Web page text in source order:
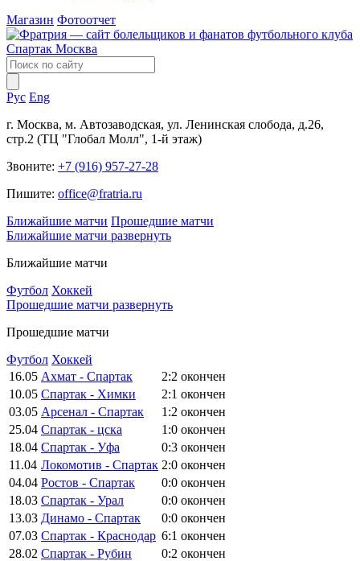
Магазин Фотоотчет
Рус Eng
г. Москва, м. Автозаводская, ул. Ленинская слобода, д.26,
стр.2 (ТЦ "Глобал Молл", 1-й этаж)
Звоните: +7 (916) 957-27-28
Пишите: office@fratria.ru
Ближайшие матчи Прошедшие матчи
Ближайшие матчи развернуть
Ближайшие матчи
Футбол Хоккей
Прошедшие матчи развернуть
Прошедшие матчи
Футбол Хоккей
16.05 Ахмат - Спартак 2:2 окончен
10.05 Спартак - Химки 2:1 окончен
03.05 Арсенал - Спартак 1:2 окончен
25.04 Спартак - цска 1:0 окончен
18.04 Спартак - Уфа 0:3 окончен
11.04 Локомотив - Спартак 2:0 окончен
04.04 Ростов - Спартак 0:0 окончен
18.03 Спартак - Урал 0:0 окончен
13.03 Динамо - Спартак 0:0 окончен
07.03 Спартак - Краснодар 6:1 окончен
28.02 Спартак - Рубин 0:2 окончен